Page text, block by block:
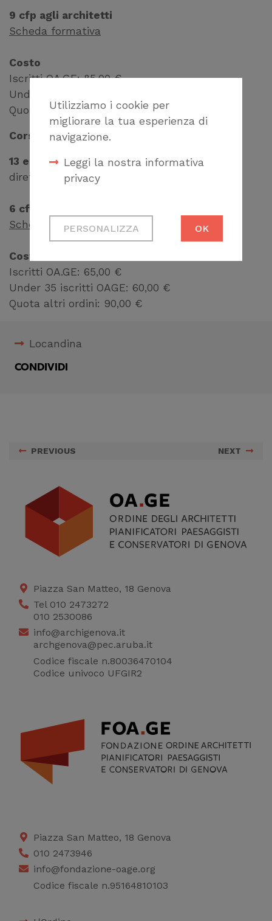
Utilizziamo i cookie per
migliorare la tua esperienza di
navigazione.
Leggi la nostra informativa
privacy
Cookie tecnici
Necessari per
correttamente del
sito
Cookie di profilazione
raccogliere dati
PERSONALIZZA OK
9 cfp agli architetti
Scheda formativa
Costo
Iscritti OA.GE: 85,00 €
Under 35 iscritti OAGE: 75,00 €
Quota altri ordini 115,00 €
Corso solo parte teorica (iva inclusa)
13 e 20 novembre 2025: webinar, online in
diretta su Formagenova.it
6 cfp agli architetti
Scheda formativa
Costo
Iscritti OA.GE: 65,00 €
Under 35 iscritti OAGE: 60,00 €
Quota altri ordini: 90,00 €
Locandina
CONDIVIDI
PREVIOUS NEXT
Piazza San Matteo, 18 Genova
Tel 010 2473272
010 2530086
info@archigenova.it
archgenova@pec.aruba.it
Codice fiscale n.80036470104
Codice univoco UFGIR2
Piazza San Matteo, 18 Genova
010 2473946
info@fondazione-oage.org
Codice fiscale n.95164810103